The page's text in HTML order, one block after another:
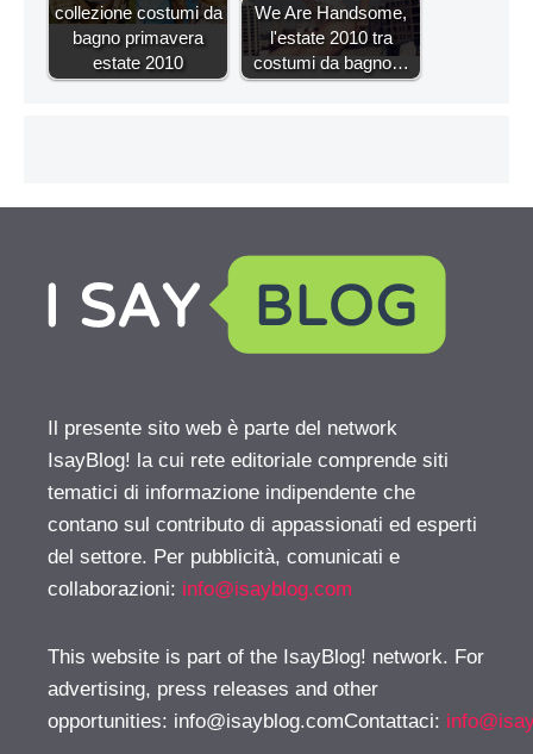
collezione costumi da
bagno primavera
estate 2010
We Are Handsome,
l'estate 2010 tra
costumi da bagno…
Il presente sito web è parte del network
IsayBlog! la cui rete editoriale comprende siti
tematici di informazione indipendente che
contano sul contributo di appassionati ed esperti
del settore. Per pubblicità, comunicati e
collaborazioni: info@isayblog.com
This website is part of the IsayBlog! network. For
advertising, press releases and other
opportunities: info@isayblog.comContattaci: